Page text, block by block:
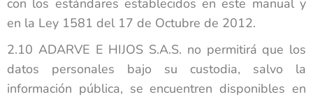
con los estándares establecidos en este manual y
en la Ley 1581 del 17 de Octubre de 2012.
2.10 ADARVE E HIJOS S.A.S. no permitirá que los
datos personales bajo su custodia, salvo la
información pública, se encuentren disponibles en